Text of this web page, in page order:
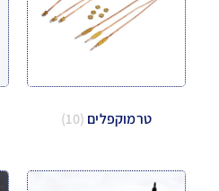
טרמוקפלים (10)